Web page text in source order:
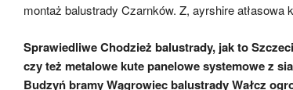
montaż balustrady Czarnków. Z, ayrshire atłasowa
Sprawiedliwe Chodzież balustrady, jak to
czy też metalowe kute panelowe systemowe z
Budzyń bramy Wągrowiec balustrady Wałcz